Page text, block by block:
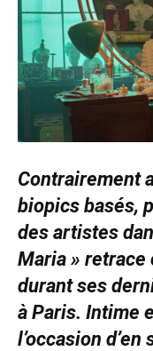
Contrairement
biopics basés,
des artistes
Maria » retrace
durant ses
à Paris. Intime
l’occasion